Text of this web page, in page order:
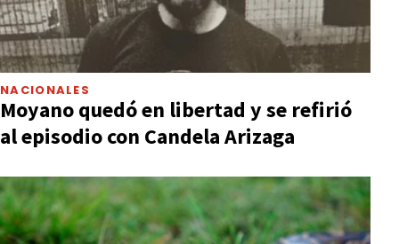
NACIONALES
Moyano quedó en libertad y se refirió
al episodio con Candela Arizaga